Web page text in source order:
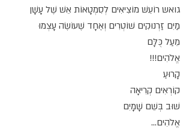
גואש רוֹעֵשׁ מוֹצִיאִים לְסִמְטָאוֹת אֵשׁ שֶׁל עָשָׁן
מַיִם זַרְנוּקִים שׁוֹטְרִים וְאֶחָד שֶׁעוֹשֶׂה עָצְמוּ
מֵעַל כֻּלָּם
אֱלֹהִים!!!
קָרוּעַ
קוֹרְאִים קְרִיאָה
שׁוּב בְּשֵׁם שָׁמָיִם
אֱלֹהִים...